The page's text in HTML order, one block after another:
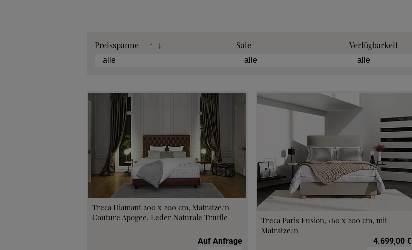
Stoffkollektion anfordern
Telefonische Beratung anfordern
Angebot anfordern
Beratungstermin vereinbaren
Probeschlafen im Hotel
Preisspanne ↑ ↓ Sale Verfügbarkeit
Treca Diamant 200 x 200 cm, Matratze/n
Couture Apogee, Leder Naturale Truffle
Auf Anfrage
Treca Paris Fusion, 160 x 200 cm, mit
Matratze/n
4.699,00 €